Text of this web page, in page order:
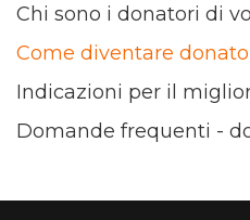
Chi sono i donatori di
Come diventare
Indicazioni per il
Domande frequenti -